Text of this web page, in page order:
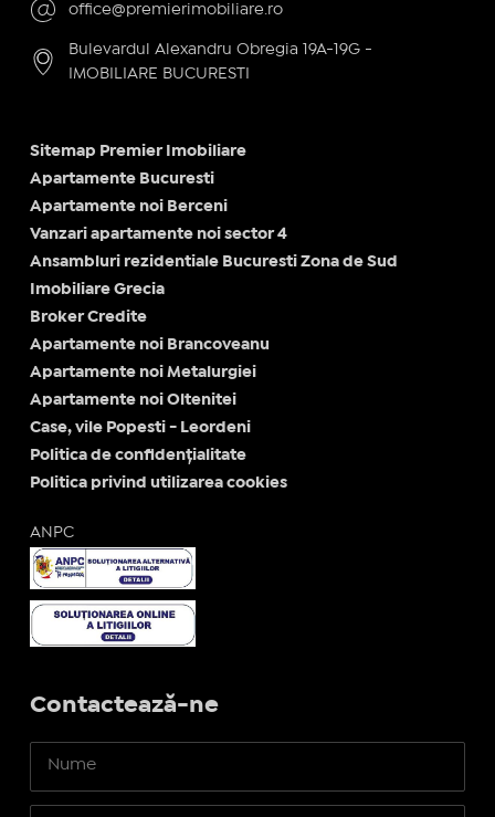
office@premierimobiliare.ro
Bulevardul Alexandru Obregia 19A-19G -
IMOBILIARE BUCURESTI
Sitemap Premier Imobiliare
Apartamente Bucuresti
Apartamente noi Berceni
Vanzari apartamente noi sector 4
Ansambluri rezidentiale Bucuresti Zona de Sud
Imobiliare Grecia
Broker Credite
Apartamente noi Brancoveanu
Apartamente noi Metalurgiei
Apartamente noi Oltenitei
Case, vile Popesti - Leordeni
Politica de confidențialitate
Politica privind utilizarea cookies
ANPC
Contactează-ne